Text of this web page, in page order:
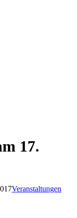
17.
Veranstaltungen